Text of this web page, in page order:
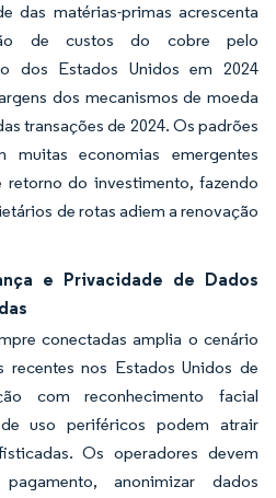
das matérias-primas acrescenta
de custos do cobre pelo
dos Estados Unidos em 2024
dos mecanismos de moeda
transações de 2024. Os padrões
economias emergentes
do investimento, fazendo
de rotas adiem a renovação
e Privacidade de Dados
conectadas amplia o cenário
recentes nos Estados Unidos de
com reconhecimento facial
uso periféricos podem atrair
Os operadores devem
anonimizar dados